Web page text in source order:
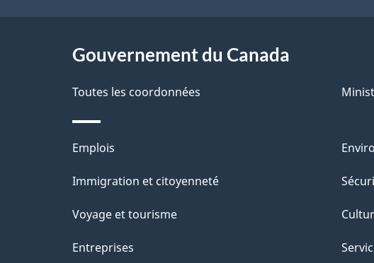
d
e
l
a
p
a
g
Gouvernement du Canada
Toutes les coordonnées
Thèmes
et
Emplois
Immigration et citoyenneté
Voyage et tourisme
Entreprises